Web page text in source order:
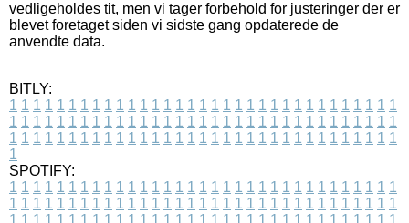
vedligeholdes tit, men vi tager forbehold for justeringer der er
blevet foretaget siden vi sidste gang opdaterede de
anvendte data.
BITLY:
1 1 1 1 1 1 1 1 1 1 1 1 1 1 1 1 1 1 1 1 1 1 1 1 1 1 1 1 1 1 1 1 1
1 1 1 1 1 1 1 1 1 1 1 1 1 1 1 1 1 1 1 1 1 1 1 1 1 1 1 1 1 1 1 1 1
1 1 1 1 1 1 1 1 1 1 1 1 1 1 1 1 1 1 1 1 1 1 1 1 1 1 1 1 1 1 1 1 1
1
SPOTIFY:
1 1 1 1 1 1 1 1 1 1 1 1 1 1 1 1 1 1 1 1 1 1 1 1 1 1 1 1 1 1 1 1 1
1 1 1 1 1 1 1 1 1 1 1 1 1 1 1 1 1 1 1 1 1 1 1 1 1 1 1 1 1 1 1 1 1
1 1 1 1 1 1 1 1 1 1 1 1 1 1 1 1 1 1 1 1 1 1 1 1 1 1 1 1 1 1 1 1 1